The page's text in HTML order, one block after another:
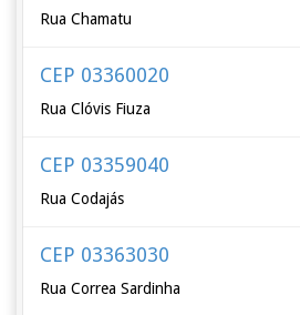
Rua Chamatu
CEP 03360020
Rua Clóvis Fiuza
CEP 03359040
Rua Codajás
CEP 03363030
Rua Correa Sardinha